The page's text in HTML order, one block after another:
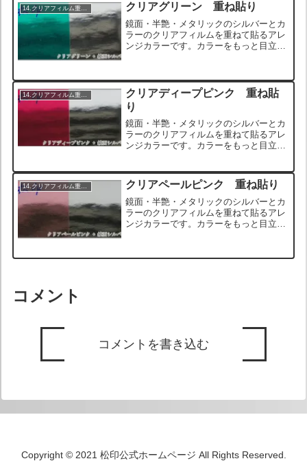
14.クリアフィルム重ね貼り クリアグリーン 重ね貼り
鏡面・半艶・メタリックのシルバーとカ
ラーのクリアフィルムを重ねて貼るアレ
ンジカラーです。カラーをもっと目立た
また、ブラックアウトされたヘッドライ
トはクリアカラーの色相が...
14.クリアフィルム重ね貼り
クリアディープピンク 重ね貼
り
鏡面・半艶・メタリックのシルバーとカ
ラーのクリアフィルムを重ねて貼るアレ
ンジカラーです。カラーをもっと目立た
また、ブラックアウトされたヘッドライ
トはクリアカラーの色相が...
14.クリアフィルム重ね貼り クリアペールピンク 重ね貼り
鏡面・半艶・メタリックのシルバーとカ
ラーのクリアフィルムを重ねて貼るアレ
ンジカラーです。カラーをもっと目立た
また、ブラックアウトされたヘッドライ
コメント
コメントを書き込む
Copyright © 2021 松印公式ホームページ All Rights Reserved.